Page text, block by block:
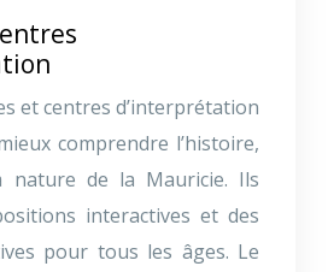
et centres d’interprétation
comprendre l’histoire,
de la Mauricie. Ils
interactives et des
pour tous les âges. Le